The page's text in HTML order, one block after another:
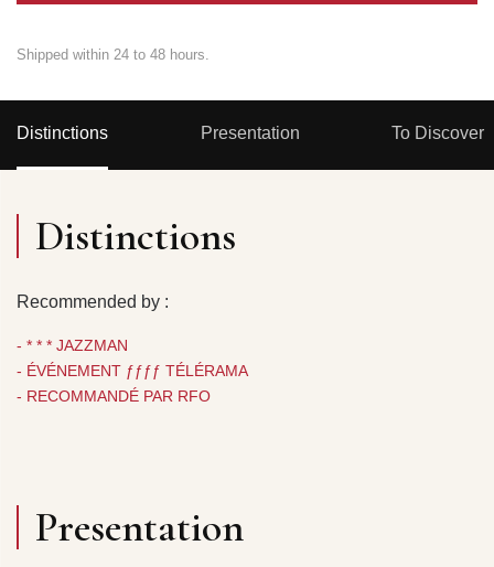
Shipped within 24 to 48 hours.
Distinctions Presentation To Discover
Distinctions
Recommended by :
- * * * JAZZMAN
- ÉVÉNEMENT ƒƒƒƒ TÉLÉRAMA
- RECOMMANDÉ PAR RFO
Presentation